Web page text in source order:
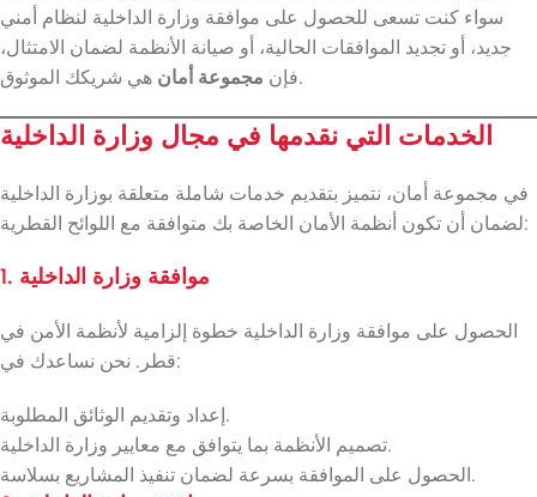
سواء كنت تسعى للحصول على موافقة وزارة الداخلية لنظام أمني
جديد، أو تجديد الموافقات الحالية، أو صيانة الأنظمة لضمان الامتثال،
فإن مجموعة أمان هي شريكك الموثوق.
الخدمات التي نقدمها في مجال وزارة الداخلية
في مجموعة أمان، نتميز بتقديم خدمات شاملة متعلقة بوزارة الداخلية
لضمان أن تكون أنظمة الأمان الخاصة بك متوافقة مع اللوائح القطرية:
1. موافقة وزارة الداخلية
الحصول على موافقة وزارة الداخلية خطوة إلزامية لأنظمة الأمن في
قطر. نحن نساعدك في:
إعداد وتقديم الوثائق المطلوبة.
تصميم الأنظمة بما يتوافق مع معايير وزارة الداخلية.
الحصول على الموافقة بسرعة لضمان تنفيذ المشاريع بسلاسة.